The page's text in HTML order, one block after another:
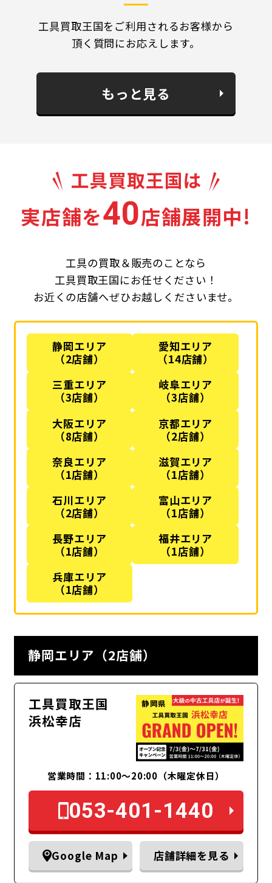
工具買取王国をご利用されるお客様から
頂く質問にお応えします。
もっと見る
実店舗を40店舗展開中!
工具の買取＆販売のことなら
工具買取王国にお任せください！
お近くの店舗へぜひお越しくださいませ。
静岡エリア
（2店舗）
愛知エリア
（14店舗）
三重エリア
（3店舗）
岐阜エリア
（3店舗）
大阪エリア
（8店舗）
京都エリア
（2店舗）
奈良エリア
（1店舗）
滋賀エリア
（1店舗）
石川エリア
（2店舗）
富山エリア
（1店舗）
長野エリア
（1店舗）
福井エリア
（1店舗）
兵庫エリア
（1店舗）
静岡エリア（2店舗）
工具買取王国
浜松幸店
静岡県
営業時間：11:00〜20:00（木曜定休日）
053-401-1440
Google Map 店舗詳細を見る